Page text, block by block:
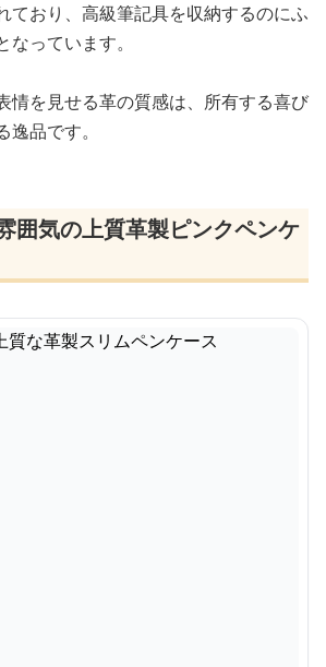
ており、高級筆記具を収納するのにふ
っています。
情を見せる革の質感は、所有する喜び
品です。
囲気の上質革製ピンクペンケ